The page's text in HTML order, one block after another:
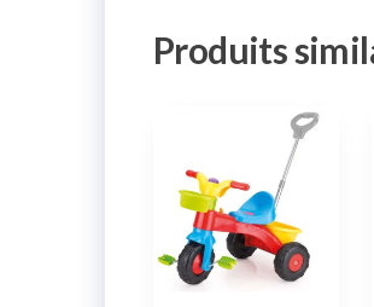
Produits